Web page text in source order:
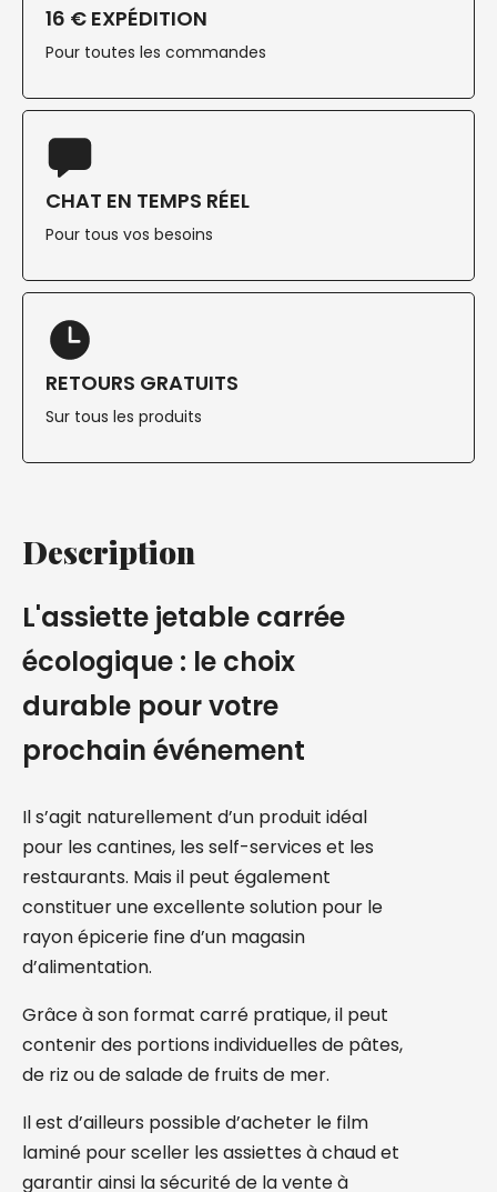
16 € EXPÉDITION
Pour toutes les commandes
CHAT EN TEMPS RÉEL
Pour tous vos besoins
RETOURS GRATUITS
Sur tous les produits
Description
L'assiette jetable carrée
écologique : le choix
durable pour votre
prochain événement
Il s’agit naturellement d’un produit idéal
pour les cantines, les self-services et les
restaurants. Mais il peut également
constituer une excellente solution pour le
rayon épicerie fine d’un magasin
d’alimentation.
Grâce à son format carré pratique, il peut
contenir des portions individuelles de pâtes,
de riz ou de salade de fruits de mer.
Il est d’ailleurs possible d’acheter le film
laminé pour sceller les assiettes à chaud et
garantir ainsi la sécurité de la vente à